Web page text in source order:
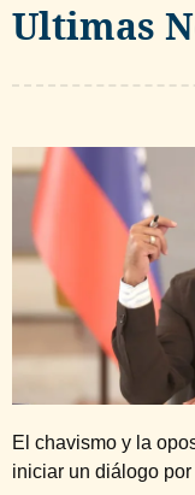
Ultimas
El chavismo y la
iniciar un diálogo